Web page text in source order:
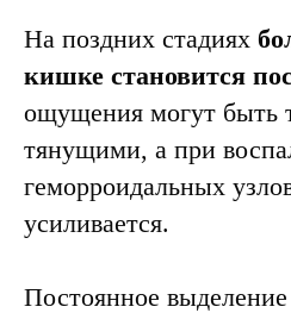
На поздних стадиях
кишке становится
ощущения могут быть
тянущими, а при
геморроидальных
усиливается.
Постоянное
Лечение